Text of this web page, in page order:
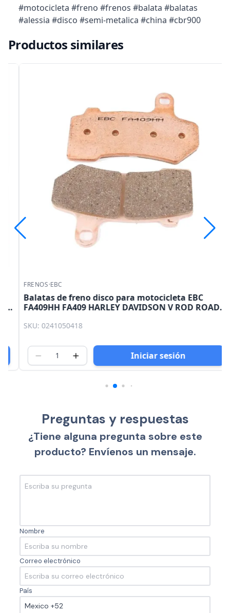
#motocicleta #freno #frenos #balata #balatas
#alessia #disco #semi-metalica #china #cbr900
Productos similares
FRENOS·EBC
Balatas de freno disco para motocicleta EBC
FA409HH FA409 HARLEY DAVIDSON V ROD ROAD
SKU: 0241050418
Iniciar sesión
Preguntas y respuestas
¿Tiene alguna pregunta sobre este
producto? Envíenos un mensaje.
Nombre
Correo electrónico
País